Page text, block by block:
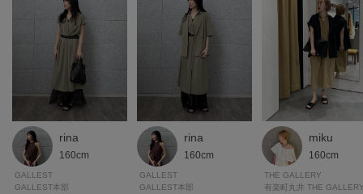
・スキッパーワンピース（商品番号：523－55024）
モデル身長：174cm 着用サイズ：38（M）
＊＊＊＊＊＊＊＊＊＊＊＊＊＊＊＊＊＊＊＊＊＊＊＊＊＊＊＊＊
気になるアイテムは【お気に入り登録】がおすすめ！
気になるアイテムのページにある「ハートマーク」をクリックして簡単に追
加できます。
rina
160cm
GALLEST
GALLEST本部
rina
160cm
GALLEST
GALLEST本部
miku
160cm
THE GALLERY